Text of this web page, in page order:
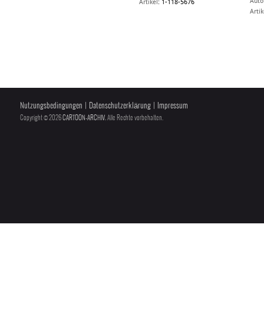
Artikel : 1-118-5676
Nutzungsbedingungen Datenschutzerklärung Impressum
Copyright © 2026CARTOON-ARCHIV, Alle Rechte vorbehalten.